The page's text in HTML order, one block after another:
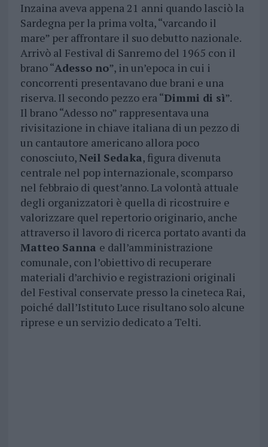
Inzaina aveva appena 21 anni quando lasciò la
Sardegna per la prima volta, “varcando il
mare” per affrontare il suo debutto nazionale.
Arrivò al Festival di Sanremo del 1965 con il
brano “Adesso no”, in un’epoca in cui i
concorrenti presentavano due brani e una
riserva. Il secondo pezzo era “Dimmi di sì”.
Il brano “Adesso no” rappresentava una
rivisitazione in chiave italiana di un pezzo di
un cantautore americano allora poco
conosciuto,Neil Sedaka, figura divenuta
centrale nel pop internazionale, scomparso
nel febbraio di quest’anno. La volontà attuale
degli organizzatori è quella di ricostruire e
valorizzare quel repertorio originario, anche
attraverso il lavoro di ricerca portato avanti da
Matteo Sanna e dall’amministrazione
comunale, con l’obiettivo di recuperare
materiali d’archivio e registrazioni originali
del Festival conservate presso la cineteca Rai,
poiché dall’Istituto Luce risultano solo alcune
riprese e un servizio dedicato a Telti.